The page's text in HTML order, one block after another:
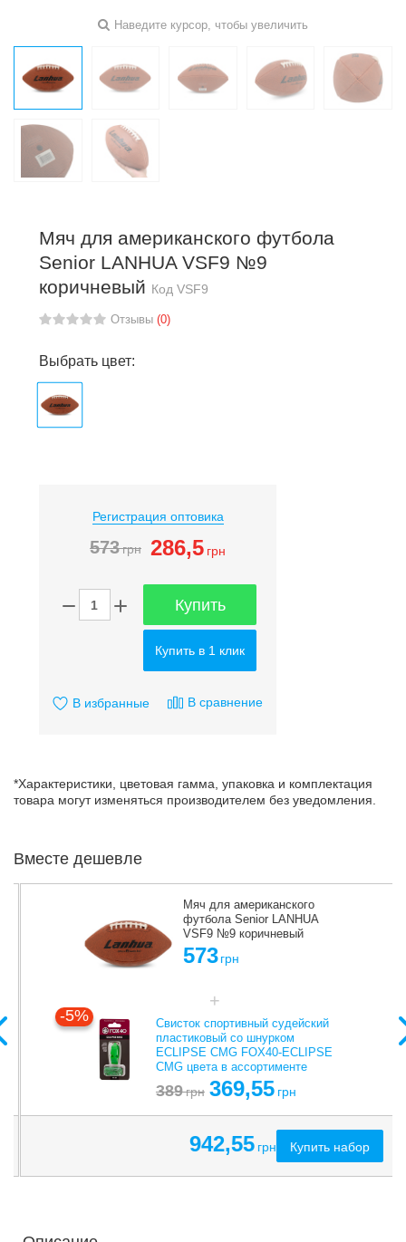
Наведите курсор, чтобы увеличить
Мяч для американского футбола
Senior LANHUA VSF9 №9
коричневый Код VSF9
Отзывы (0)
Выбрать цвет:
Регистрация оптовика
573грн 286,5 грн
Купить
Купить в 1 клик
В избранные В сравнение
*Характеристики, цветовая гамма, упаковка и комплектация
товара могут изменяться производителем без уведомления.
Вместе дешевле
Мяч для американского
футбола Senior LANHUA
VSF9 №9 коричневый
573грн
-5%
Свисток спортивный судейский
пластиковый со шнурком
ECLIPSE CMG FOX40-ECLIPSE
CMG цвета в ассортименте
389грн 369,55грн
942,55грн Купить набор